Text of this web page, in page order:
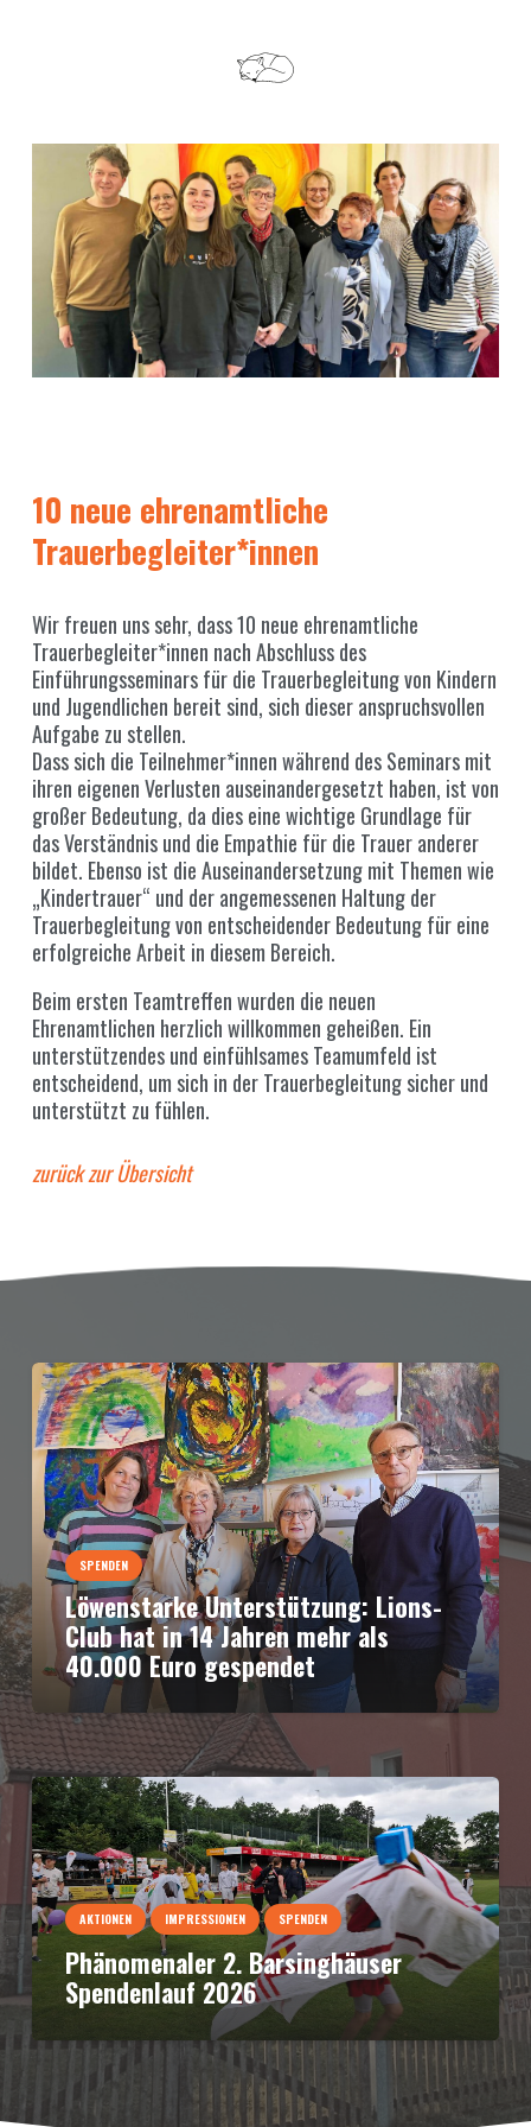
10 neue ehrenamtliche
Trauerbegleiter*innen
Wir freuen uns sehr, dass 10 neue ehrenamtliche
Trauerbegleiter*innen nach Abschluss des
Einführungsseminars für die Trauerbegleitung von Kindern
und Jugendlichen bereit sind, sich dieser anspruchsvollen
Aufgabe zu stellen.
Dass sich die Teilnehmer*innen während des Seminars mit
ihren eigenen Verlusten auseinandergesetzt haben, ist von
großer Bedeutung, da dies eine wichtige Grundlage für
das Verständnis und die Empathie für die Trauer anderer
bildet. Ebenso ist die Auseinandersetzung mit Themen wie
„Kindertrauer“ und der angemessenen Haltung der
Trauerbegleitung von entscheidender Bedeutung für eine
erfolgreiche Arbeit in diesem Bereich.
Beim ersten Teamtreffen wurden die neuen
Ehrenamtlichen herzlich willkommen geheißen. Ein
unterstützendes und einfühlsames Teamumfeld ist
entscheidend, um sich in der Trauerbegleitung sicher und
unterstützt zu fühlen.
zurück zur Übersicht
SPENDEN
Löwenstarke Unterstützung: Lions-
Club hat in 14 Jahren mehr als
40.000 Euro gespendet
AKTIONEN IMPRESSIONEN SPENDEN
Phänomenaler 2. Barsinghäuser
Spendenlauf 2026